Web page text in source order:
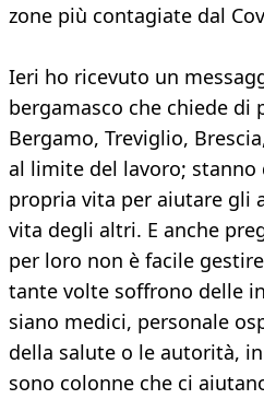
zone più contagiate dal
Ieri ho ricevuto un
bergamasco che chiede di
Bergamo, Treviglio,
al limite del lavoro; stanno
propria vita per aiutare gli
vita degli altri. E anche
per loro non è facile
tante volte soffrono delle
siano medici, personale
della salute o le autorità,
sono colonne che ci